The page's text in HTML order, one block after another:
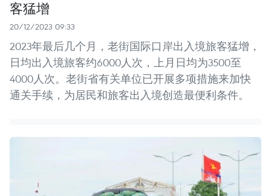
客猛增
20/12/2023 09:33
2023年最后几个月，老街国际口岸出入境旅客猛增，
日均出入境旅客约6000人次，上月日均为3500至
4000人次。老街省有关单位已开展多项措施来加快
通关手续，为居民和旅客出入境创造最便利条件。